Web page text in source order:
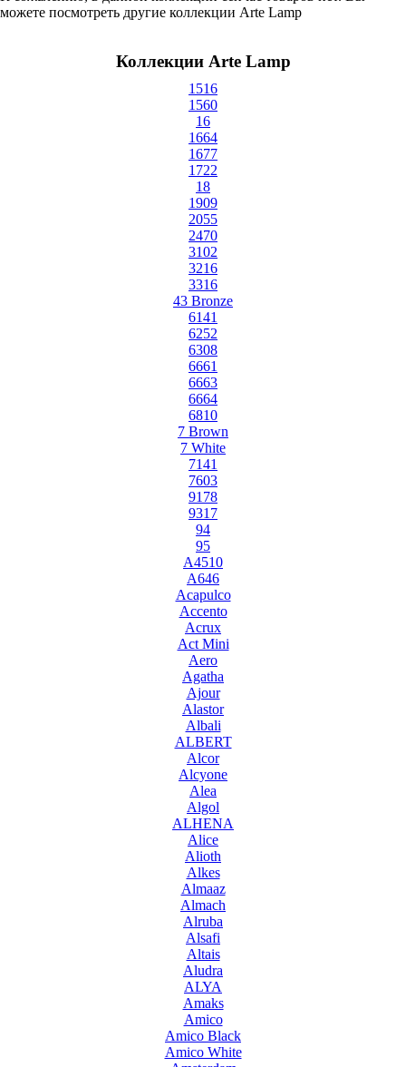
можете посмотреть другие коллекции Arte Lamp
Коллекции Arte Lamp
1516
1560
16
1664
1677
1722
18
1909
2055
2470
3102
3216
3316
43 Bronze
6141
6252
6308
6661
6663
6664
6810
7 Brown
7 White
7141
7603
9178
9317
94
95
A4510
A646
Acapulco
Accento
Acrux
Act Mini
Aero
Agatha
Ajour
Alastor
Albali
ALBERT
Alcor
Alcyone
Alea
Algol
ALHENA
Alice
Alioth
Alkes
Almaaz
Almach
Alruba
Alsafi
Altais
Aludra
ALYA
Amaks
Amico
Amico Black
Amico White